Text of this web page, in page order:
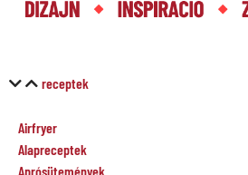
receptek
Airfryer
Alapreceptek
Aprósütemények